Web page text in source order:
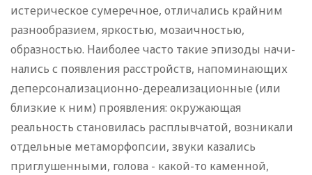
истерическое сумеречное, отличались крайним
разнообразием, яркостью, мозаичностью,
образностью. Наиболее часто такие эпизоды начи-
нались с появления расстройств, напоминающих
деперсонализационно-дереализационные (или
близкие к ним) проявления: окружающая
реальность становилась расплывчатой, возникали
отдельные метаморфопсии, звуки казались
приглушенными, голова - какой-то каменной,